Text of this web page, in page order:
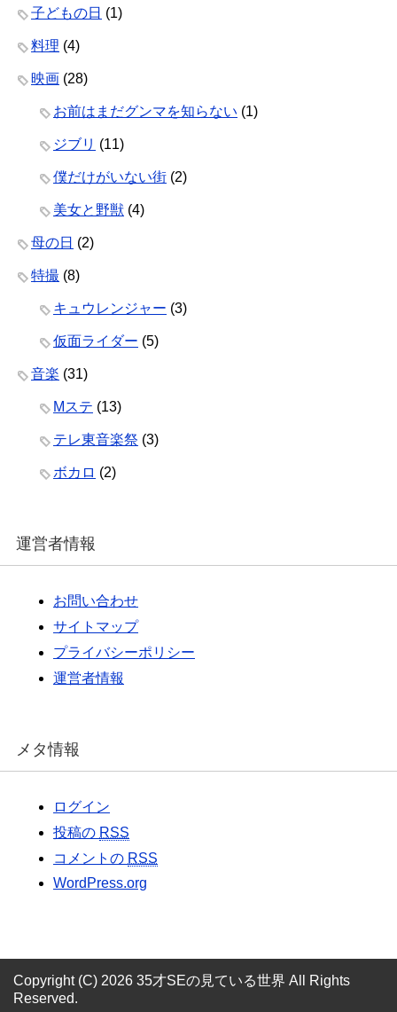
子どもの日 (1)
料理 (4)
映画 (28)
お前はまだグンマを知らない (1)
ジブリ (11)
僕だけがいない街 (2)
美女と野獣 (4)
母の日 (2)
特撮 (8)
キュウレンジャー (3)
仮面ライダー (5)
音楽 (31)
Mステ (13)
テレ東音楽祭 (3)
ボカロ (2)
運営者情報
お問い合わせ
サイトマップ
プライバシーポリシー
運営者情報
メタ情報
ログイン
投稿の RSS
コメントの RSS
WordPress.org
Copyright (C) 2026 35才SEの見ている世界 All Rights
Reserved.